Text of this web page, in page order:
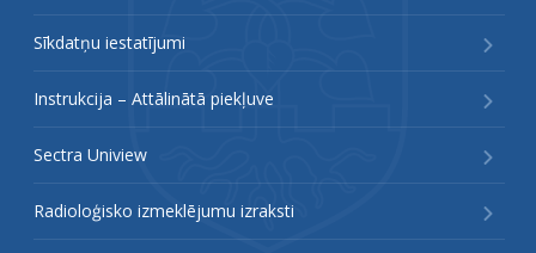
Sīkdatņu iestatījumi
Instrukcija – Attālinātā piekļuve
Sectra Uniview
Radioloģisko izmeklējumu izraksti